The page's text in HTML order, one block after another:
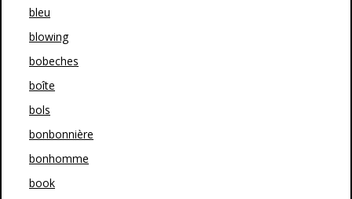
bleu
blowing
bobeches
boîte
bols
bonbonnière
bonhomme
book